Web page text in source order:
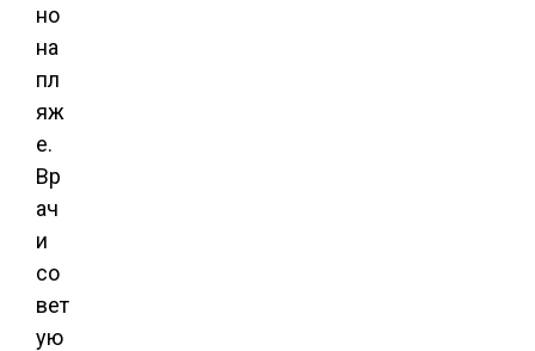
но
на
пл
яж
е.
Вр
ач
и
со
вет
ую